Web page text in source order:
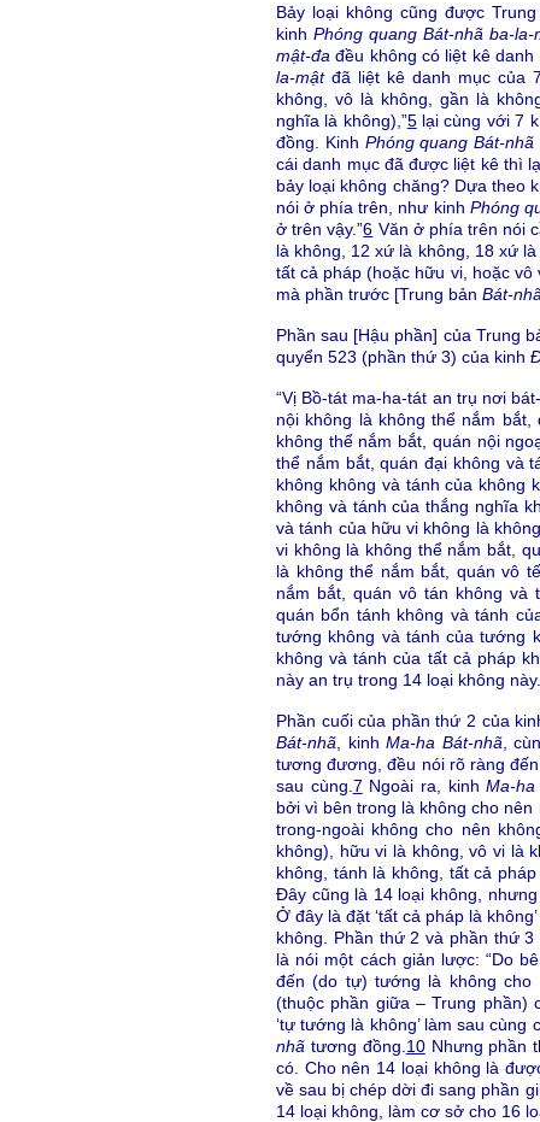
Bảy loại không cũng được
kinh Phóng quang Bát-nhã ba-la-
mật-đa đều không có liệt kê
la-mậtđã liệt kê danh mục của
không, vô là không, gần là
nghĩa là không),”5lại cùng với 7
đồng. Kinh Phóng quang Bát-nhã
cái danh mục đã được liệt kê thì
bảy loại không chăng? Dựa theo
nói ở phía trên, như kinh Phóng
ở trên vậy.”6 Văn ở phía trên nói
là không, 12 xứ là không, 18 xứ
tất cả pháp (hoặc hữu vi, hoặc
mà phần trước [Trung bản Bát-
Phần sau [Hậu phần] của Trung
quyển 523 (phần thứ 3) của kinh
“Vị Bồ-tát ma-ha-tát an trụ nơi
nội không là không thể nắm
không thể nắm bắt, quán nội
thể nắm bắt, quán đại không và
không không và tánh của không
không và tánh của thắng nghĩa
và tánh của hữu vi không là
vi không là không thể nắm bắt,
là không thể nắm bắt, quán vô
nắm bắt, quán vô tán không và
quán bổn tánh không và tánh
tướng không và tánh của tướng
không và tánh của tất cả pháp
này an trụ trong 14 loại không
Phần cuối của phần thứ 2 của
Bát-nhã , kinh Ma-ha Bát-nhã,
tương đương, đều nói rõ ràng đến
sau cùng. 7 Ngoài ra, kinhMa-
bởi vì bên trong là không cho
trong-ngoài không cho nên
không), hữu vi là không, vô vi là
không, tánh là không, tất cả
Đây cũng là 14 loại không,
Ở đây là đặt ‘tất cả pháp là
không. Phần thứ 2 và phần thứ
là nói một cách giản lược: “Do
đến (do tự) tướng là không cho
(thuộc phần giữa – Trung phần)
‘tự tướng là không’ làm sau
nhã tương đồng. 10Nhưng phần
có. Cho nên 14 loại không là
về sau bị chép dời đi sang phần
14 loại không, làm cơ sở cho 16